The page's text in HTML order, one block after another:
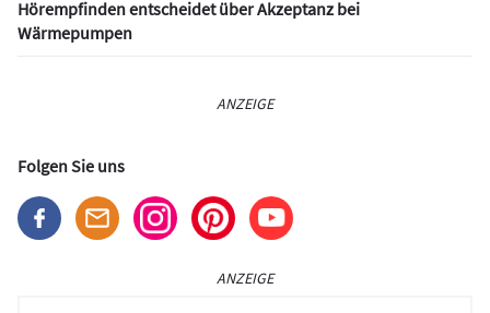
Hörempfinden entscheidet über Akzeptanz bei
Wärmepumpen
ANZEIGE
Folgen Sie uns
ANZEIGE